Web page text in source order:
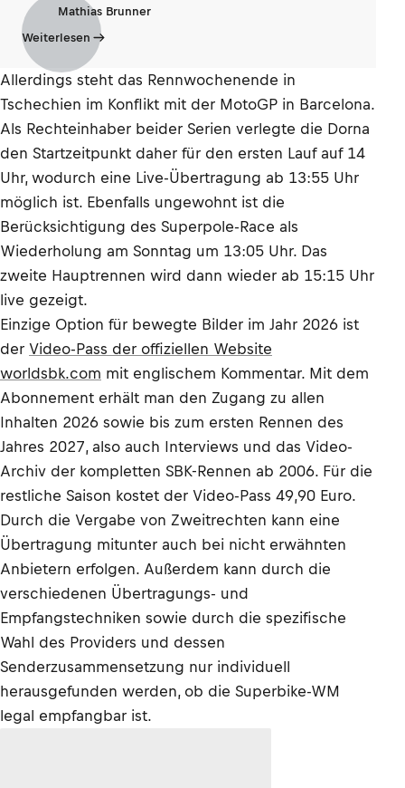
Mathias Brunner
Weiterlesen
Allerdings steht das Rennwochenende in
Tschechien im Konflikt mit der MotoGP in Barcelona.
Als Rechteinhaber beider Serien verlegte die Dorna
den Startzeitpunkt daher für den ersten Lauf auf 14
Uhr, wodurch eine Live-Übertragung ab 13:55 Uhr
möglich ist. Ebenfalls ungewohnt ist die
Berücksichtigung des Superpole-Race als
Wiederholung am Sonntag um 13:05 Uhr. Das
zweite Hauptrennen wird dann wieder ab 15:15 Uhr
live gezeigt.
Einzige Option für bewegte Bilder im Jahr 2026 ist
der Video-Pass der offiziellen Website
worldsbk.com mit englischem Kommentar. Mit dem
Abonnement erhält man den Zugang zu allen
Inhalten 2026 sowie bis zum ersten Rennen des
Jahres 2027, also auch Interviews und das Video-
Archiv der kompletten SBK-Rennen ab 2006. Für die
restliche Saison kostet der Video-Pass 49,90 Euro.
Durch die Vergabe von Zweitrechten kann eine
Übertragung mitunter auch bei nicht erwähnten
Anbietern erfolgen. Außerdem kann durch die
verschiedenen Übertragungs- und
Empfangstechniken sowie durch die spezifische
Wahl des Providers und dessen
Senderzusammensetzung nur individuell
herausgefunden werden, ob die Superbike-WM
legal empfangbar ist.